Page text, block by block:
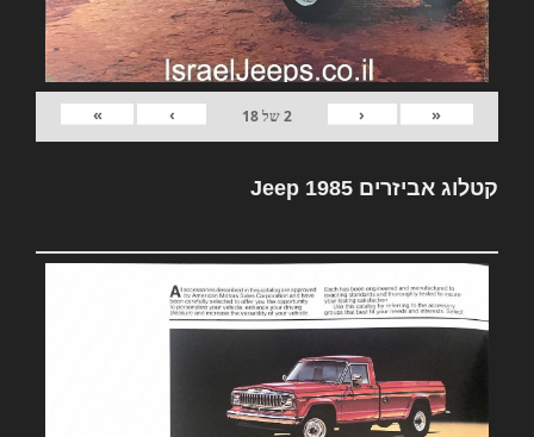
«
‹
2של18
›
»
קטלוג אביזרים Jeep 1985